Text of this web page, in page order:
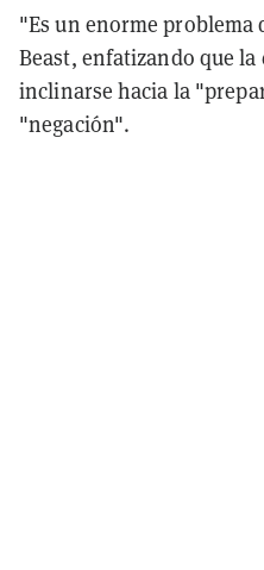
"Es un enorme
Beast, enfatizando que
inclinarse hacia la
"negación".